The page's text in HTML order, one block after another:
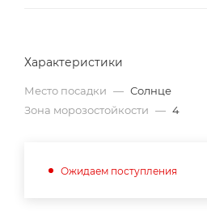
Характеристики
Место посадки — Солнце
Зона морозостойкости — 4
Ожидаем поступления